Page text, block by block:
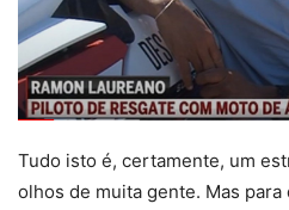
Tudo isto é, certamente, um
olhos de muita gente. Mas